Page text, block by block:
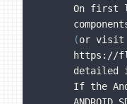
On first
(or visit
https://
detailed
If the